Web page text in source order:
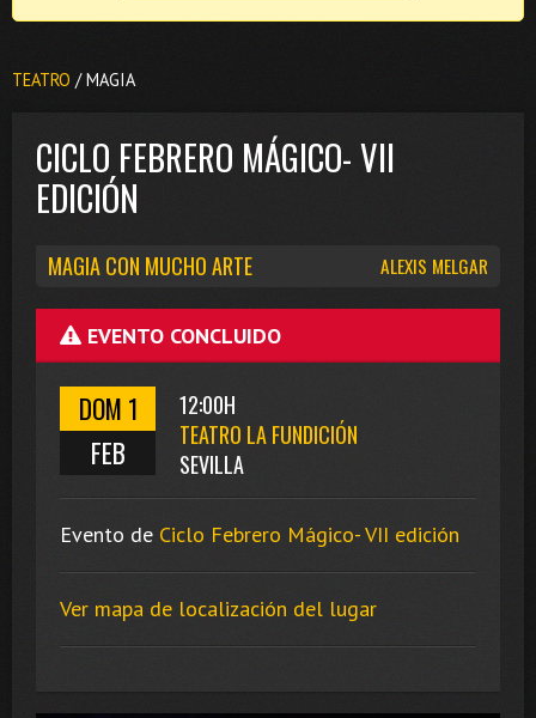
TEATRO / MAGIA
CICLO FEBRERO MÁGICO- VII
EDICIÓN
ALEXIS MELGAR
MAGIA CON MUCHO ARTE
EVENTO CONCLUIDO
DOM 1
FEB
12:00H
TEATRO LA FUNDICIÓN
SEVILLA
Evento de Ciclo Febrero Mágico- VII edición
Ver mapa de localización del lugar